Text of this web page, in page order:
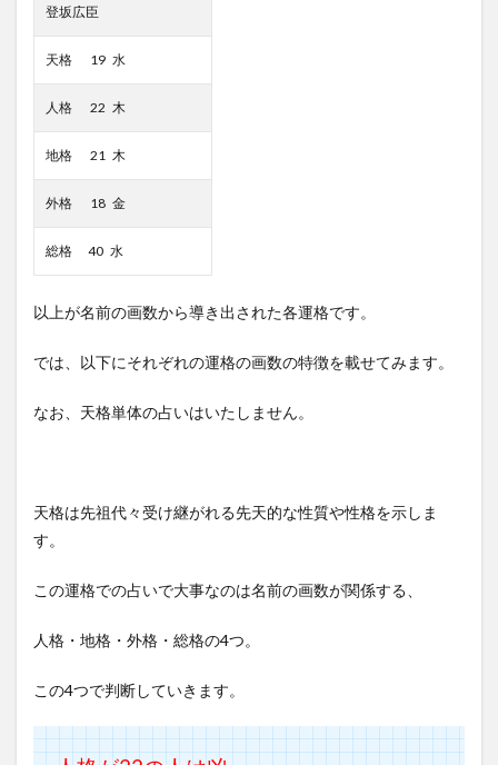
登坂広臣
天格 19 水
人格 22 木
地格 21 木
外格 18 金
総格 40 水
以上が名前の画数から導き出された各運格です。
では、以下にそれぞれの運格の画数の特徴を載せてみます。
なお、天格単体の占いはいたしません。
天格は先祖代々受け継がれる先天的な性質や性格を示しま
す。
この運格での占いで大事なのは名前の画数が関係する、
人格・地格・外格・総格の4つ。
この4つで判断していきます。